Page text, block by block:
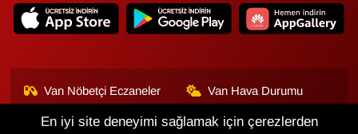
Van Nöbetçi Eczaneler Van Hava Durumu
Van Namaz Vakitleri
Van Trafik Yoğunluk
En iyi site deneyimi sağlamak için çerezlerden